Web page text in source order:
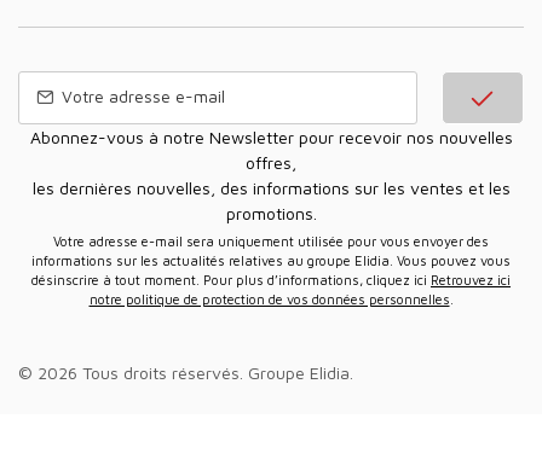
Abonnez-vous à notre Newsletter pour recevoir nos nouvelles
offres,
les dernières nouvelles, des informations sur les ventes et les
promotions.
Votre adresse e-mail sera uniquement utilisée pour vous envoyer des
informations sur les actualités relatives au groupe Elidia. Vous pouvez vous
désinscrire à tout moment. Pour plus d’informations, cliquez ici Retrouvez ici
notre politique de protection de vos données personnelles
© 2026 Tous droits réservés. Groupe Elidia